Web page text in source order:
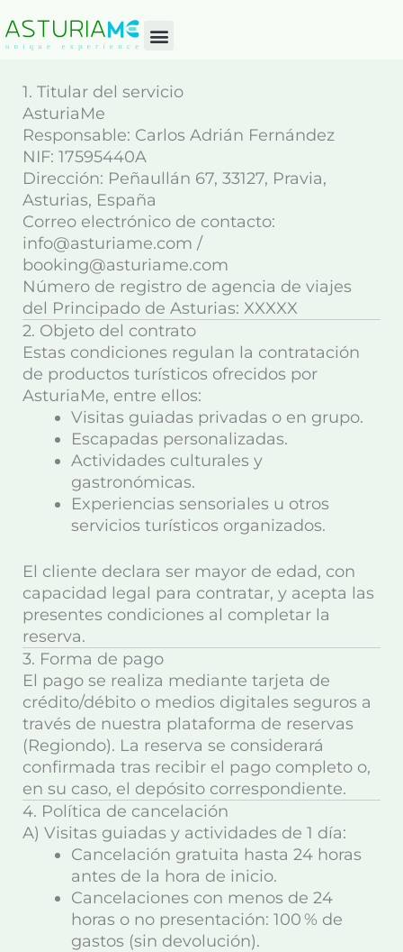
to
content
1. Titular del servicio
AsturiaMe
Responsable: Carlos Adrián Fernández
NIF: 17595440A
Dirección: Peñaullán 67, 33127, Pravia,
Asturias, España
Correo electrónico de contacto:
info@asturiame.com /
booking@asturiame.com
Número de registro de agencia de viajes
del Principado de Asturias: XXXXX
2. Objeto del contrato
Estas condiciones regulan la contratación
de productos turísticos ofrecidos por
AsturiaMe, entre ellos:
Visitas guiadas privadas o en grupo.
Escapadas personalizadas.
Actividades culturales y
gastronómicas.
Experiencias sensoriales u otros
servicios turísticos organizados.
El cliente declara ser mayor de edad, con
capacidad legal para contratar, y acepta las
presentes condiciones al completar la
reserva.
3. Forma de pago
El pago se realiza mediante tarjeta de
crédito/débito o medios digitales seguros a
través de nuestra plataforma de reservas
(Regiondo). La reserva se considerará
confirmada tras recibir el pago completo o,
en su caso, el depósito correspondiente.
4. Política de cancelación
A) Visitas guiadas y actividades de 1 día:
Cancelación gratuita hasta 24 horas
antes de la hora de inicio.
Cancelaciones con menos de 24
horas o no presentación: 100 % de
gastos (sin devolución).